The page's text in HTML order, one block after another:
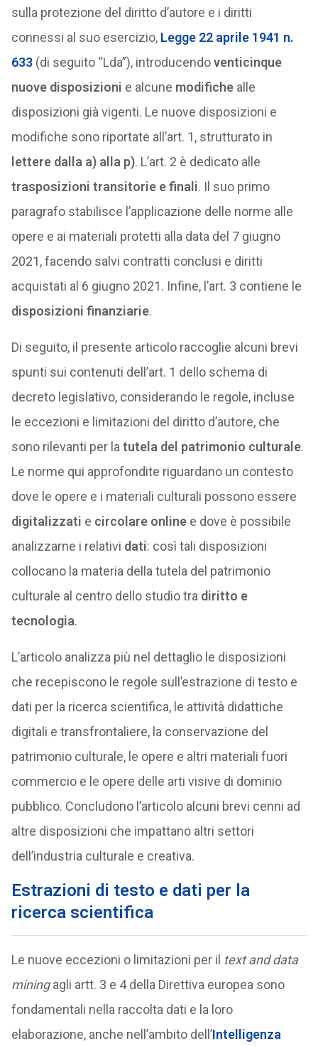
sulla protezione del diritto d’autore e i diritti
connessi al suo esercizio, Legge 22 aprile 1941 n.
633(di seguito “Lda”), introducendoventicinque
nuove disposizioni e alcune modifichealle
disposizioni già vigenti. Le nuove disposizioni e
modifiche sono riportate all’art. 1, strutturato in
lettere dalla a) alla p). L’art. 2 è dedicato alle
trasposizioni transitorie e finali. Il suo primo
paragrafo stabilisce l’applicazione delle norme alle
opere e ai materiali protetti alla data del 7 giugno
2021, facendo salvi contratti conclusi e diritti
acquistati al 6 giugno 2021. Infine, l’art. 3 contiene le
disposizioni finanziarie.
Di seguito, il presente articolo raccoglie alcuni brevi
spunti sui contenuti dell’art. 1 dello schema di
decreto legislativo, considerando le regole, incluse
le eccezioni e limitazioni del diritto d’autore, che
sono rilevanti per la tutela del patrimonio culturale.
Le norme qui approfondite riguardano un contesto
dove le opere e i materiali culturali possono essere
digitalizzati e circolare onlinee dove è possibile
analizzarne i relativi dati: così tali disposizioni
collocano la materia della tutela del patrimonio
culturale al centro dello studio tra diritto e
tecnologia.
L’articolo analizza più nel dettaglio le disposizioni
che recepiscono le regole sull’estrazione di testo e
dati per la ricerca scientifica, le attività didattiche
digitali e transfrontaliere, la conservazione del
patrimonio culturale, le opere e altri materiali fuori
commercio e le opere delle arti visive di dominio
pubblico. Concludono l’articolo alcuni brevi cenni ad
altre disposizioni che impattano altri settori
dell’industria culturale e creativa.
Estrazioni di testo e dati per la
ricerca scientifica
Le nuove eccezioni o limitazioni per il text and data
miningagli artt. 3 e 4 della Direttiva europea sono
fondamentali nella raccolta dati e la loro
elaborazione, anche nell’ambito dell’Intelligenza